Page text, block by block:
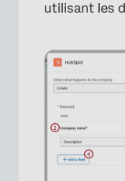
utilisant les